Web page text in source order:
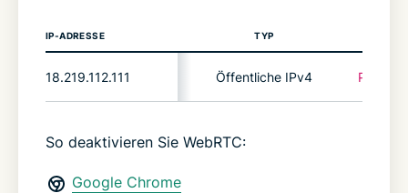
IP-ADRESSE TYP
18.219.112.111 Öffentliche IPv4
So deaktivieren Sie WebRTC:
Google Chrome